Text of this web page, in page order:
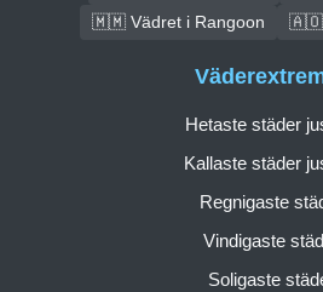
🇲🇲 Vädret i Rangoon
🇦🇴
Hetaste städer
Kallaste städer
Regnigaste
Vindigaste
Soligaste